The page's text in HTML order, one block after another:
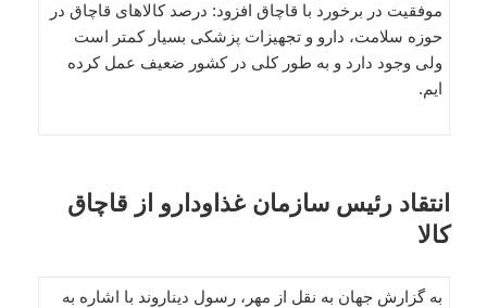
موفقیت در برخورد با قاچاق افزود: درصد کالاهای قاچاق در
حوزه سلامت، دارو و تجهیزات پزشکی بسیار کمتر است
ولی وجود دارد و به طور کلی در کشور ضعیف عمل کرده
ایم.
انتقاد رئیس سازمان غذاودارو از قاچاق
کالا
به گزارش جهان به نقل از مهر، رسول دیناروند با اشاره به